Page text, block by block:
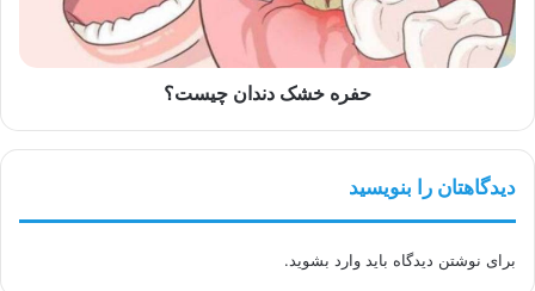
حفره خشک دندان چیست؟
دیدگاهتان را بنویسید
برای نوشتن دیدگاه باید وارد بشوید.